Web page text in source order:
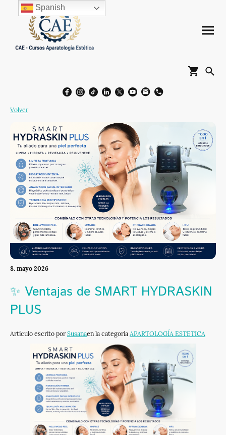
Volver
8. mayo 2026
✨ Ventajas de SMART HYDRASKIN
PLUS
Artículo escrito por Susanaen la categoría APARTOLOGÍA ESTETICA
Spanish